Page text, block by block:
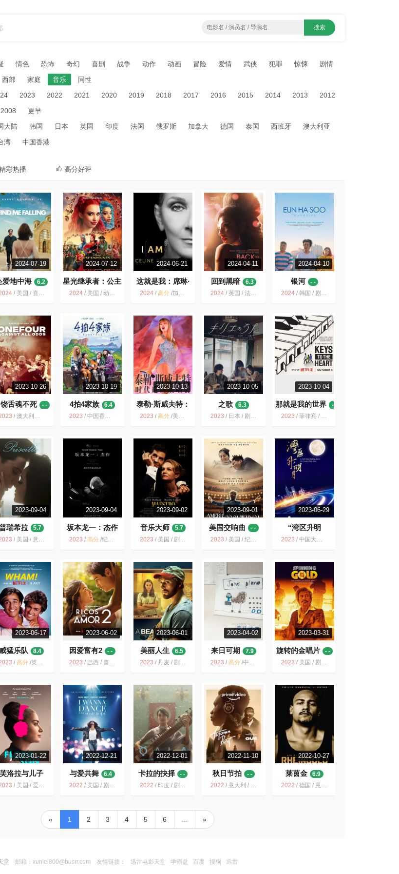
情色 恐怖 奇幻 喜剧 战争 动作 动画 冒险 爱情 武侠 犯罪 惊悚
剧情
西部 家庭 音乐
同性
2023 2022 2021 2020 2019 2018 2017 2016 2015 2014 2013
2012
2008
更早
大陆 韩国 日本 英国 印度 法国 俄罗斯 加拿大 德国 泰国 西班牙
澳大利亚
湾 中国香港
彩热播 高分好评
2024-07-19
爱地中海
6.2
/ 美国 / 喜剧 爱情 音乐
2024-07-12
星光继承者：公主
反叛联盟
- -
2024/ 美国 / 动作 音乐 歌舞 奇幻 冒险
2024-06-21
这就是我：席琳·
狄翁
8.7
2024/ 高分/加拿大 / 美国 / 纪录片 音乐 传记
2024-04-11
回到黑暗
6.3
2024 /英国 / 法国 / 美国 / 音乐 传记
2024-04-10
银河
- -
2024 /韩国 / 剧情 音乐
2023-10-26
饶舌魂不死
- -
/ 澳大利亚 / 纪录片 音乐 犯罪
2023-10-19
4拍4家族
6.4
2023 / 中国香港 / 剧情 音乐
2023-10-13
泰勒·斯威夫特：
时代巡回演唱会
2023 / 高分/美国 / 纪录片 音乐 歌舞 真人秀
2023-10-05
之歌
6.3
2023 / 日本 / 剧情 音乐
2023-10-04
那就是我的世界
-
-
2023 /菲律宾 / 韩国 / 剧情 喜剧 音乐
2023-09-04
瑞希拉
5.7
/ 美国 / 意大利 / 剧情 音乐 传记
2023-09-04
坂本龙一：杰作
9.4
2023 / 高分/纪录片 音乐 传记 人生 文艺
2023-09-02
音乐大师
5.7
2023 / 美国 / 剧情 爱情 同性 音乐 传记
2023-09-01
美国交响曲
- -
2023 / 美国 / 纪录片 音乐 传记
2023-06-29
“湾区升明
月”2023大湾区电
2023 /中国大陆 / 中国香港 / 音乐
2023-06-17
威猛乐队
8.4
/ 高分/英国 / 纪录片 音乐 传记
2023-06-02
因爱富有2
- -
2023 / 巴西 / 喜剧 爱情 音乐
2023-06-01
美丽人生
6.5
2023 / 丹麦 / 剧情 爱情 音乐
2023-04-02
来日可期
7.9
2023 /高分 /中国大陆 / 纪录片 音乐
2023-03-31
旋转的金唱片
- -
2023 / 美国 / 剧情 音乐 歌舞 传记
2023-01-22
芙洛拉与儿子
7.0
/ 美国 / 爱尔兰 / 剧情 音乐
2022-12-21
与爱共舞
6.4
2022 / 美国 / 剧情 音乐 传记
2022-12-01
卡拉的抉择
- -
2022 / 印度 / 剧情 历史 音乐
2022-11-10
秋日节拍
- -
2022 /意大利 / 剧情 音乐
2022-10-27
莱茵金
6.9
2022 /德国 / 意大利 / 荷兰 / 剧情 音乐 传记 犯罪
« 1 2 3 4 5 6 »
堂 邮箱：xunlei800@busrr.com 友情链接： 迅雷电影天堂 学霸盘 百度 搜狗 迅雷